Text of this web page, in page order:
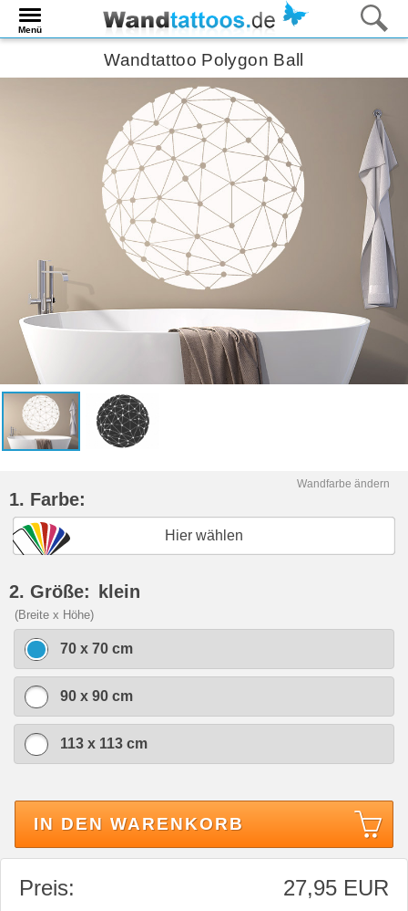
Menü
Wandtattoo Polygon Ball
Wandfarbe ändern
1. Farbe:
Hier wählen
2. Größe: klein
(Breite x Höhe)
70 x 70 cm
90 x 90 cm
113 x 113 cm
IN DEN WARENKORB
Preis: 27,95 EUR